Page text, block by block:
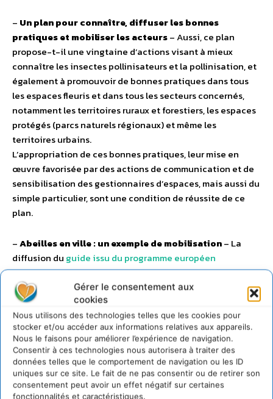
Gérer le consentement aux
cookies
Nous utilisons des technologies telles que les cookies pour
stocker et/ou accéder aux informations relatives aux appareils.
Nous le faisons pour améliorer l’expérience de navigation.
Consentir à ces technologies nous autorisera à traiter des
données telles que le comportement de navigation ou les ID
uniques sur ce site. Le fait de ne pas consentir ou de retirer son
consentement peut avoir un effet négatif sur certaines
fonctionnalités et caractéristiques.
– Un plan pour connaître, diffuser les bonnes
pratiques et mobiliser les acteurs– Aussi, ce plan
propose-t-il une vingtaine d’actions visant à mieux
connaître les insectes pollinisateurs et la pollinisation, et
également à promouvoir de bonnes pratiques dans tous
les espaces fleuris et dans tous les secteurs concernés,
notamment les territoires ruraux et forestiers, les espaces
protégés (parcs naturels régionaux) et même les
territoires urbains.
L’appropriation de ces bonnes pratiques, leur mise en
œuvre favorisée par des actions de communication et de
sensibilisation des gestionnaires d’espaces, mais aussi du
simple particulier, sont une condition de réussite de ce
plan.
–Abeilles en ville : un exemple de mobilisation– La
diffusion du guide issu du programme européen
Urbanbees(les abeilles en ville), que le Ministère de
l’Ecologie a co-financé, est un des exemples de
mobilisation, voulu dans plan d’actions pour la protection
des insectes pollinisateurs. Il est l’aboutissement d’un
remarquable travail qui s’est déroulé de janvier 2010 à
mars 2015, dans lequel la Région Rhône Alpes et la
métropole du Grand Lyon se sont activement engagées
avec l’INRA, l’Institut national de la recherche
agronomique, et l’association Arthropologia.